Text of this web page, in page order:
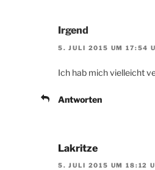
Irgend
5. JULI 2015 UM 17:54
Ich hab mich vielleicht
Antworten
Lakritze
5. JULI 2015 UM 18:12